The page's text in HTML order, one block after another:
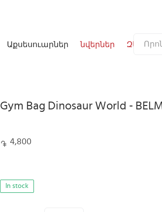
Աքսեսուարներ նվերներ Զեղչեր
Gym Bag Dinosaur World -
4,800
In stock